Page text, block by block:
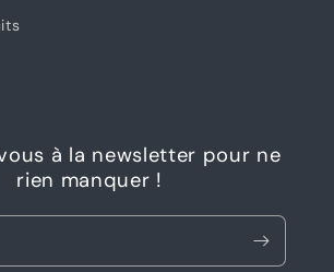
à la newsletter pour ne
rien manquer !